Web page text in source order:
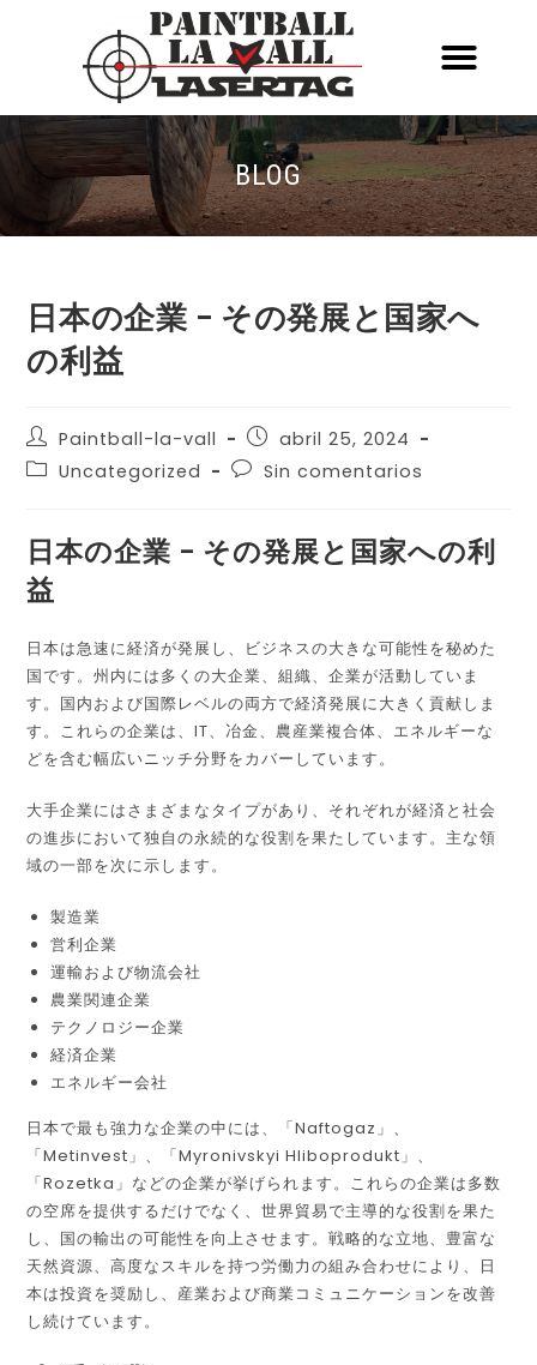
BLOG
日本の企業 – その発展と国家へ
の利益
Paintball-la-vall
abril 25, 2024
Uncategorized
Sin comentarios
日本の企業 – その発展と国家への利
益
日本は急速に経済が発展し、ビジネスの大きな可能性を秘めた
国です。州内には多くの大企業、組織、企業が活動していま
す。国内および国際レベルの両方で経済発展に大きく貢献しま
す。これらの企業は、IT、冶金、農産業複合体、エネルギーな
どを含む幅広いニッチ分野をカバーしています。
大手企業にはさまざまなタイプがあり、それぞれが経済と社会
の進歩において独自の永続的な役割を果たしています。主な領
域の一部を次に示します。
製造業
営利企業
運輸および物流会社
農業関連企業
テクノロジー企業
経済企業
エネルギー会社
日本で最も強力な企業の中には、「Naftogaz」、
「Metinvest」、「Myronivskyi Hliboprodukt」、
「Rozetka」などの企業が挙げられます。これらの企業は多数
の空席を提供するだけでなく、世界貿易で主導的な役割を果た
し、国の輸出の可能性を向上させます。戦略的な立地、豊富な
天然資源、高度なスキルを持つ労働力の組み合わせにより、日
本は投資を奨励し、産業および商業コミュニケーションを改善
し続けています。